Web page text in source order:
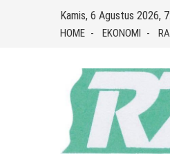
Kamis, 6 Agustus 2026,
HOME EKONOMI